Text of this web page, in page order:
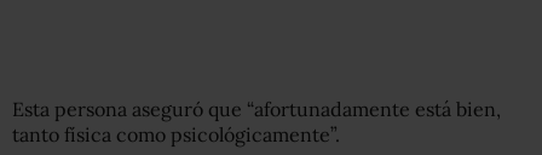
Esta persona aseguró que “afortunadamente está bien,
tanto física como psicológicamente”.